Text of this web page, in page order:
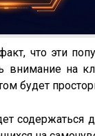
что эти
внимание на
будет
содержаться